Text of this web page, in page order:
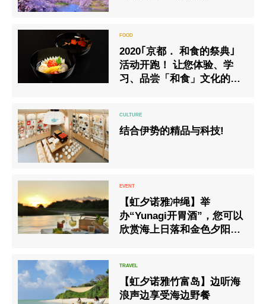
2020｢京都． 和食的祭典｣
活动开跑！ 让您体验、学
习、品尝「和食」文化的魅
结合伊势的精品与科技!
【虹夕诺雅冲绳】举
办“Yunagi开胃酒”，您可以
欣赏海上日落和金色夕阳的
【虹夕诺雅竹富岛】边听海
浪声边享受海边野餐